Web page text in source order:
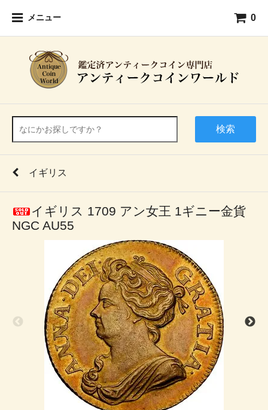
メニュー 0
検索
イギリス
イギリス 1709 アン女王 1ギニー金貨
NGC AU55